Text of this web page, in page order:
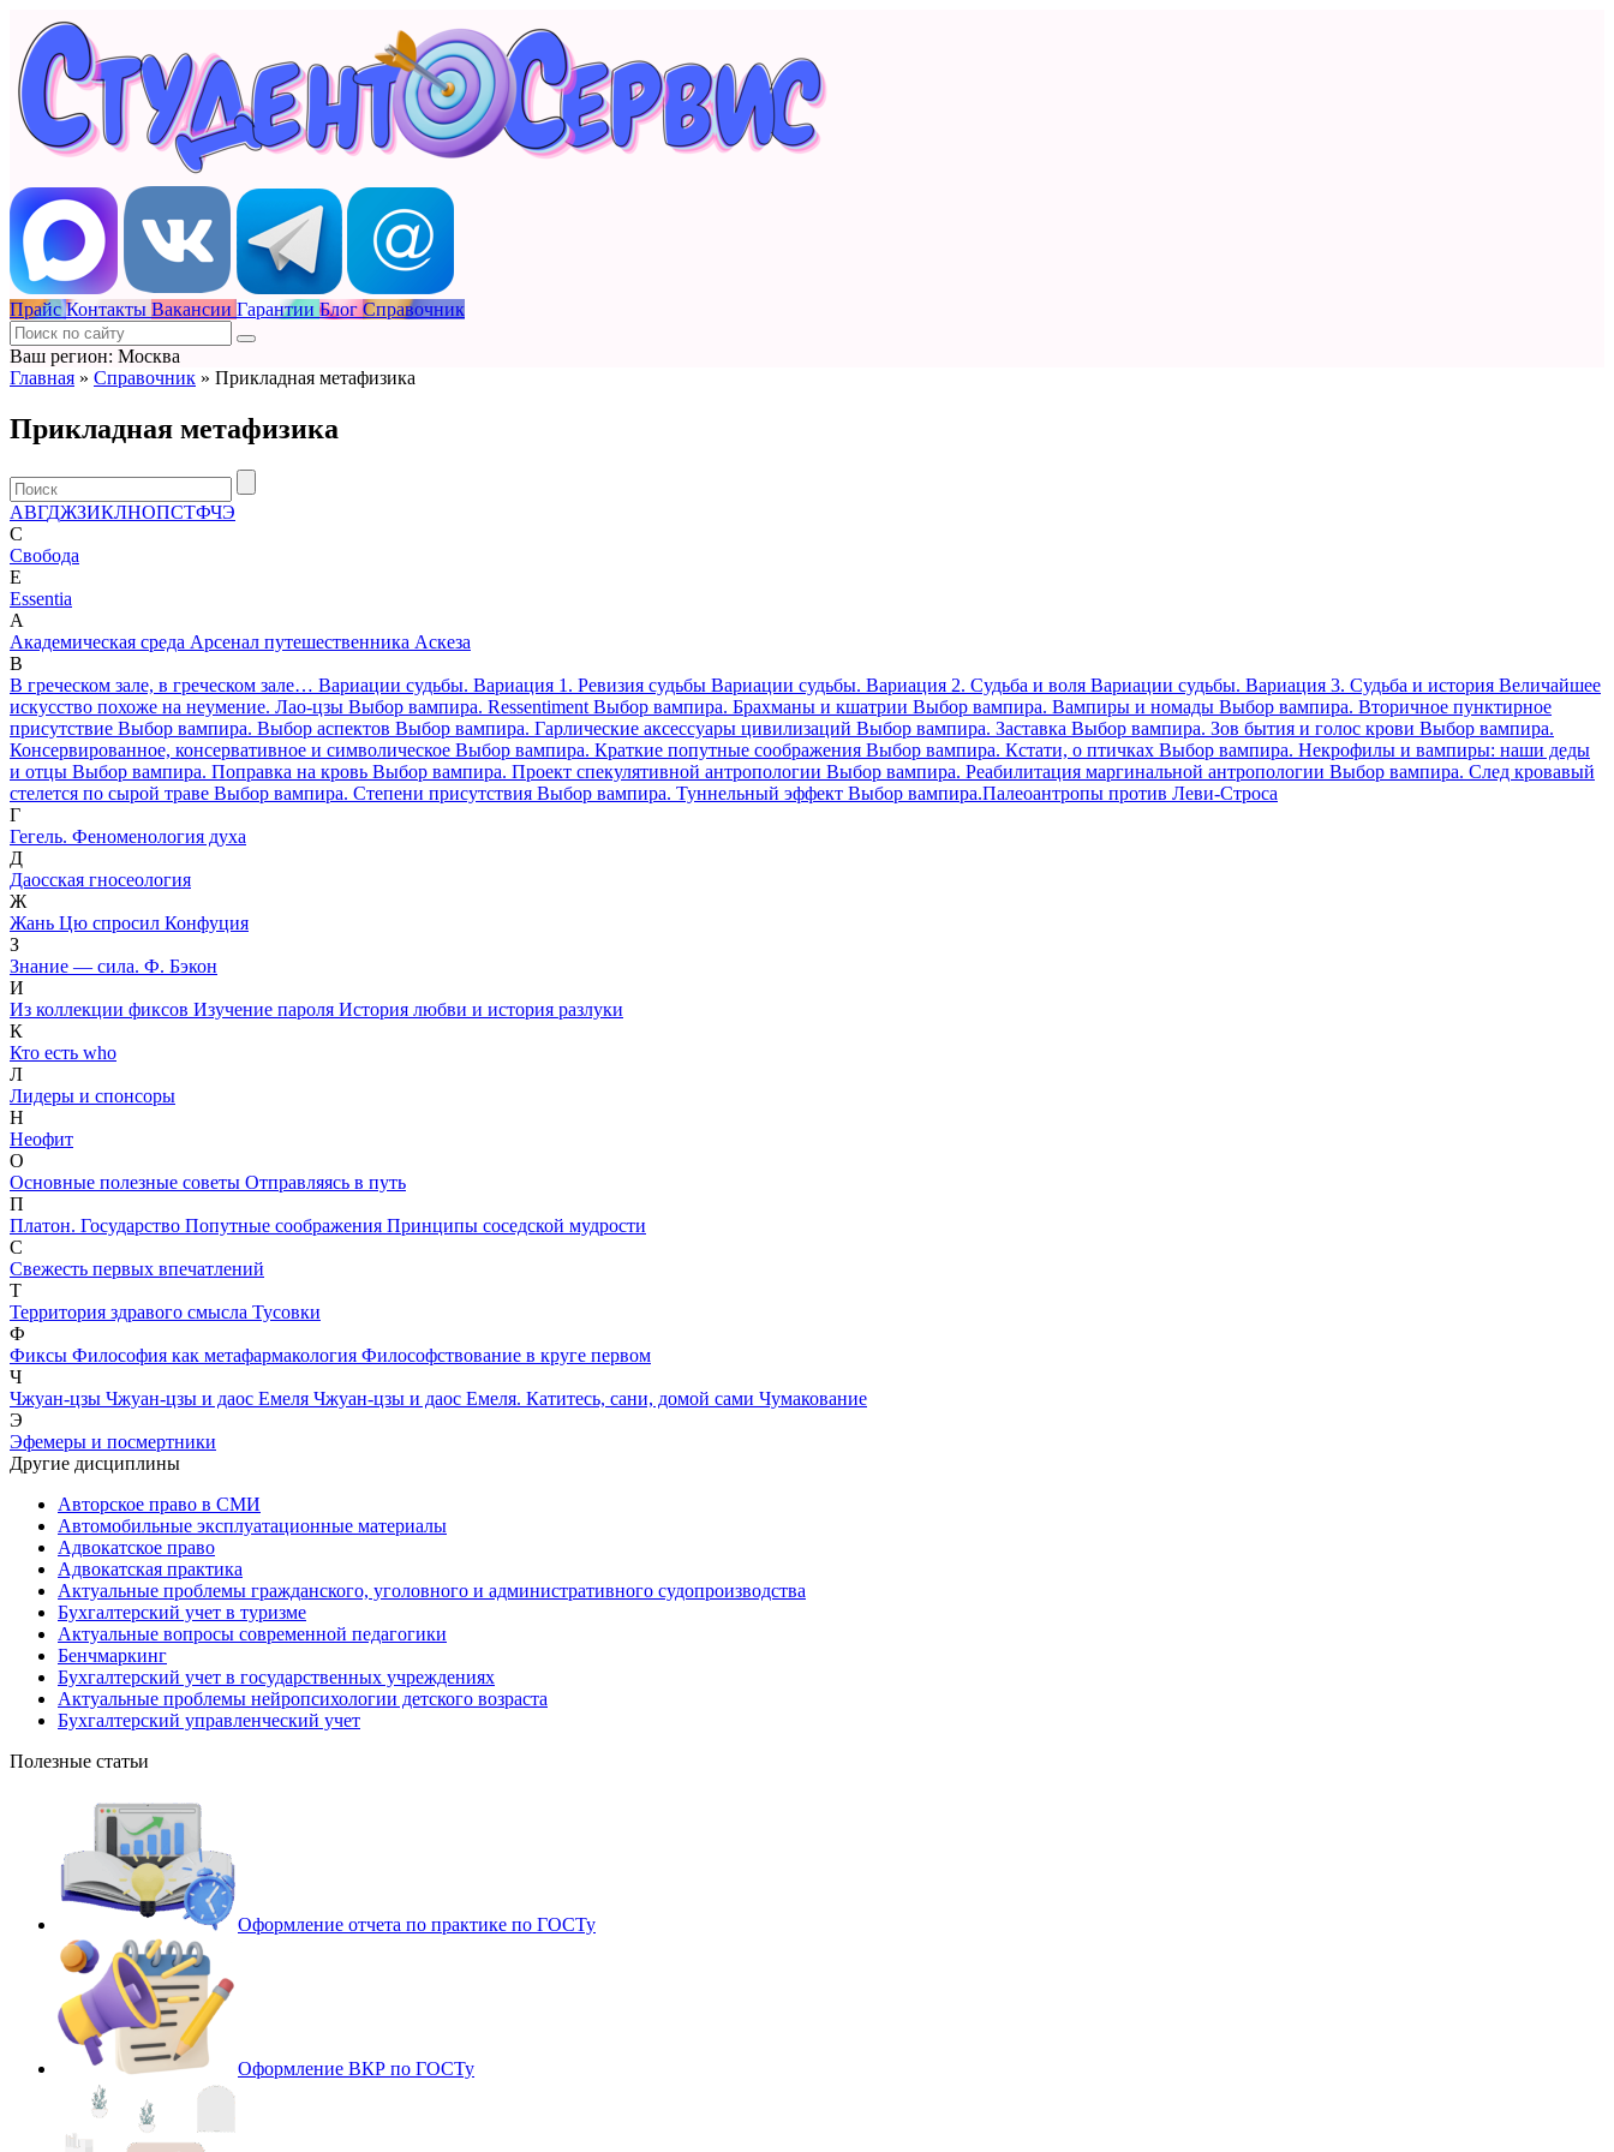
Прайс Контакты Вакансии Гарантии Блог Справочник
Ваш регион: Москва
Главная » Справочник » Прикладная метафизика
Прикладная метафизика
АВГДЖЗИКЛНОПСТФЧЭ
C
Cвобода
E
Essentia
А
Академическая среда Арсенал путешественника Аскеза
В
В греческом зале, в греческом зале… Вариации судьбы. Вариация 1. Ревизия судьбы Вариации судьбы. Вариация 2. Судьба и воля Вариации судьбы. Вариация 3. Судьба и история Величайшее
искусство похоже на неумение. Лао-цзы Выбор вампира. Ressentiment Выбор вампира. Брахманы и кшатрии Выбор вампира. Вампиры и номады Выбор вампира. Вторичное пунктирное
присутствие Выбор вампира. Выбор аспектов Выбор вампира. Гарлические аксессуары цивилизаций Выбор вампира. Заставка Выбор вампира. Зов бытия и голос крови Выбор вампира.
Консервированное, консервативное и символическое Выбор вампира. Краткие попутные соображения Выбор вампира. Кстати, о птичках Выбор вампира. Некрофилы и вампиры: наши деды
и отцы Выбор вампира. Поправка на кровь Выбор вампира. Проект спекулятивной антропологии Выбор вампира. Реабилитация маргинальной антропологии Выбор вампира. След кровавый
стелется по сырой траве Выбор вампира. Степени присутствия Выбор вампира. Туннельный эффект Выбор вампира.Палеоантропы против Леви-Строса
Г
Гегель. Феноменология духа
Д
Даосская гносеология
Ж
Жань Цю спросил Конфуция
З
Знание — сила. Ф. Бэкон
И
Из коллекции фиксов Изучение пароля История любви и история разлуки
К
Кто есть who
Л
Лидеры и спонсоры
Н
Неофит
О
Основные полезные советы Отправляясь в путь
П
Платон. Государство Попутные соображения Принципы соседской мудрости
С
Свежесть первых впечатлений
Т
Территория здравого смысла Тусовки
Ф
Фиксы Философия как метафармакология Философствование в круге первом
Ч
Чжуан-цзы Чжуан-цзы и даос Емеля Чжуан-цзы и даос Емеля. Катитесь, сани, домой сами Чумакование
Э
Эфемеры и посмертники
Другие дисциплины
Авторское право в СМИ
Автомобильные эксплуатационные материалы
Адвокатское право
Адвокатская практика
Актуальные проблемы гражданского, уголовного и административного судопроизводства
Бухгалтерский учет в туризме
Актуальные вопросы современной педагогики
Бенчмаркинг
Бухгалтерский учет в государственных учреждениях
Актуальные проблемы нейропсихологии детского возраста
Бухгалтерский управленческий учет
Полезные статьи
Оформление отчета по практике по ГОСТу
Оформление ВКР по ГОСТу